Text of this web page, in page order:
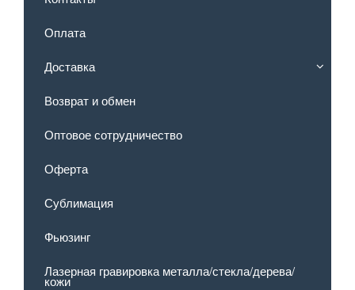
Оплата
Доставка
Возврат и обмен
Оптовое сотрудничество
Оферта
Сублимация
Фьюзинг
Лазерная гравировка металла/стекла/дерева/
кожи